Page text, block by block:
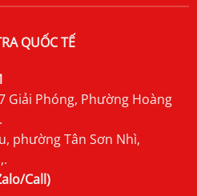
QUỐC TẾ
Giải Phóng, Phường Hoàng
phường Tân Sơn Nhì,
Call)